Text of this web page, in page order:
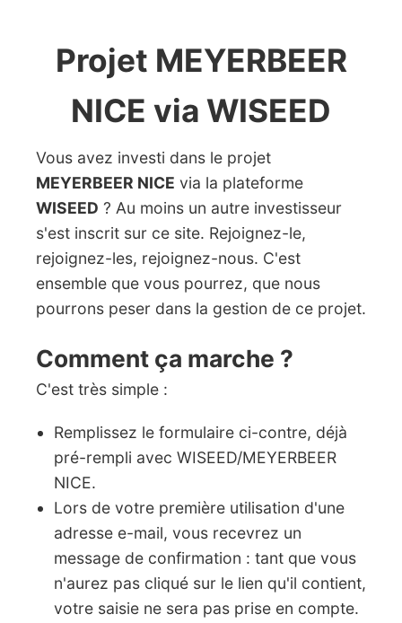
Projet MEYERBEER
NICE via WISEED
Vous avez investi dans le projet
MEYERBEER NICE via la plateforme
WISEED ? Au moins un autre investisseur
s'est inscrit sur ce site. Rejoignez-le,
rejoignez-les, rejoignez-nous. C'est
ensemble que vous pourrez, que nous
pourrons peser dans la gestion de ce projet.
Comment ça marche ?
C'est très simple :
Remplissez le formulaire ci-contre, déjà
pré-rempli avec WISEED/MEYERBEER
NICE.
Lors de votre première utilisation d'une
adresse e-mail, vous recevrez un
message de confirmation : tant que vous
n'aurez pas cliqué sur le lien qu'il contient,
votre saisie ne sera pas prise en compte.